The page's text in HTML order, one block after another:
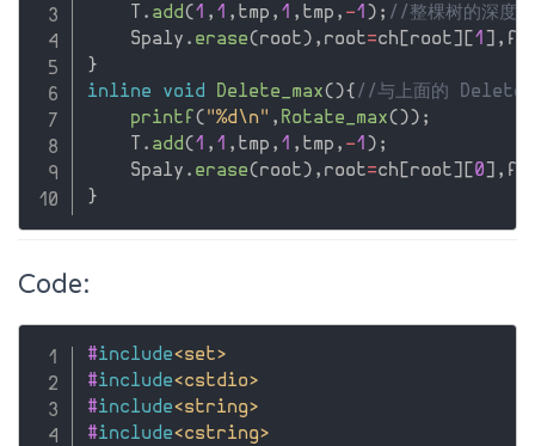
. add ( 1 , 1 , tmp , 1 , tmp , -1 ) ; //整棵树的深度
    Spaly
. erase( root ) , root=ch root 1 , fa
}
inline
void Delete_max( ){ //与上面的
printf ( "%d\n" , Rotate_max( ) ) ;
. add ( 1 , 1 , tmp , 1 , tmp , -1 ) ;
    Spaly
. erase( root ) , root=ch root 0 , fa
}
Code:
#include<set>
#include<cstdio>
#include<string>
#include<cstring>